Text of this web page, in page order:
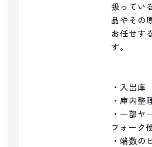
扱ってい
品やその
お任せす
す。
・入出庫
・庫内整
・一部ヤ
フォーク
・端数の